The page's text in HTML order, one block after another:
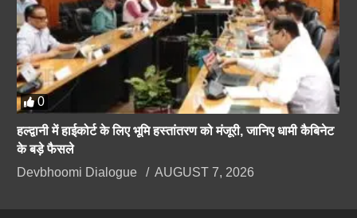
0
हल्द्वानी में हाईकोर्ट के लिए भूमि हस्तांतरण को मंजूरी, जानिए धामी कैबिनेट
के बड़े फैसले
Devbhoomi Dialogue
AUGUST 7, 2026